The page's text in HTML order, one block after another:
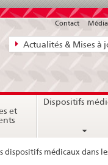
Navigation
directe:
bases
juridiques,
contact
Actualités & Mises à
Contact
et
Dispositifs
dispositifs médicaux dans